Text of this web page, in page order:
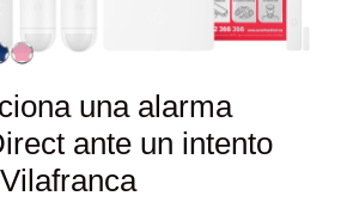
una alarma
ante un intento